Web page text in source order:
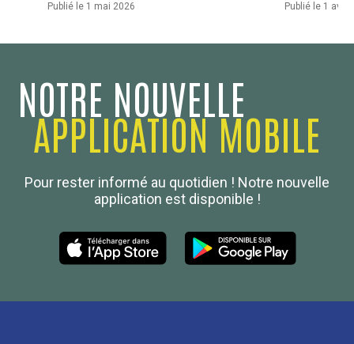
Publié le 1 mai 2026 Publié le 1 avril
NOTRE NOUVELLE
APPLICATION MOBILE
Pour rester informé au quotidien ! Notre nouvelle
application est disponible !
Boulanger de France
Les Nouvelles de la Boulangerie-Pâtisserie Française
27, av d’Eylau - 75782 Paris Cédex 16
01 53 70 16 25